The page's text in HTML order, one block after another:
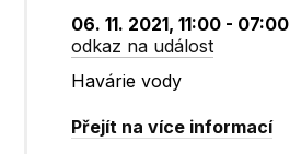
06. 11. 2021, 11:00 - 07:00
odkaz na událost
Havárie vody
Přejít na více informací